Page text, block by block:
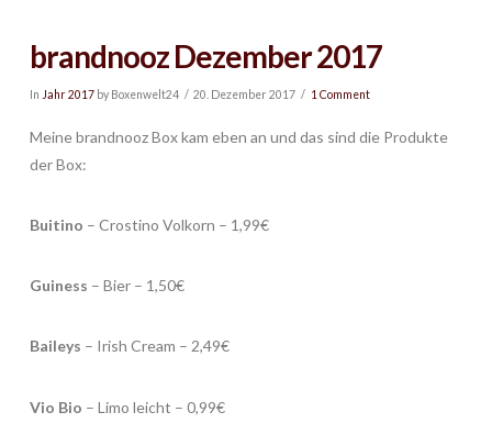
brandnooz Dezember 2017
In Jahr 2017by Boxenwelt24 20. Dezember 2017 1 Comment
Meine brandnooz Box kam eben an und das sind die Produkte
der Box:
Buitino – Crostino Volkorn – 1,99€
Guiness – Bier – 1,50€
Baileys – Irish Cream – 2,49€
Vio Bio – Limo leicht – 0,99€